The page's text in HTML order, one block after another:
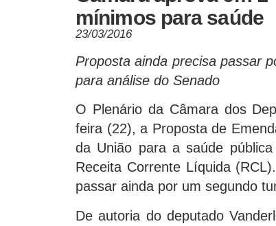
mínimos para saúde
23/03/2016
Proposta ainda precisa passar
para análise do Senado
O Plenário da Câmara dos
feira (22), a Proposta de
da União para a saúde
Receita Corrente Líquida
passar ainda por um segundo
De autoria do deputado